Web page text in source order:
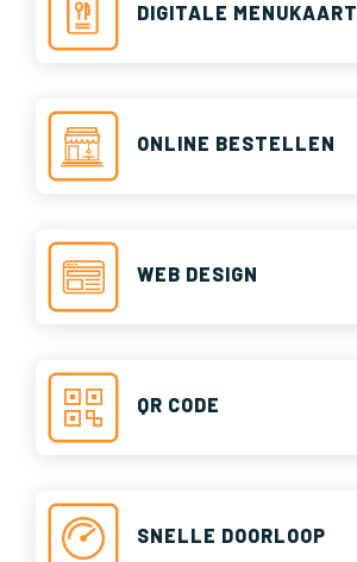
DIGITALE MENUKAART
ONLINE BESTELLEN
WEB DESIGN
QR CODE
SNELLE DOORLOOP